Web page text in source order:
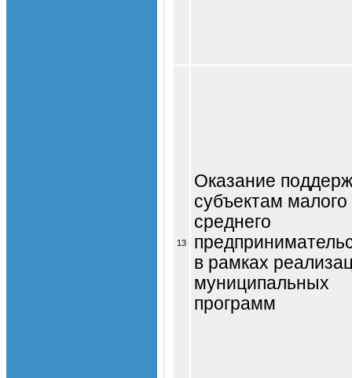
13
Оказание
субъектам малого
среднего
в рамках
муниципальных
программ